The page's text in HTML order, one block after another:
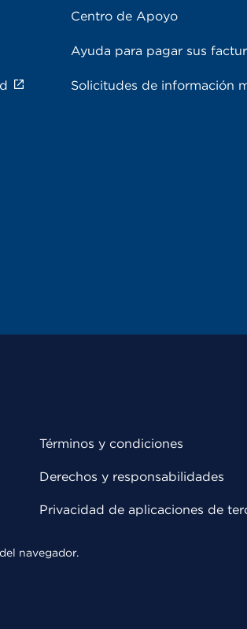
Centro de Apoyo
Ayuda para pagar sus
Solicitudes de información
Términos y condiciones
Derechos y responsabilidades
Privacidad de aplicaciones de
navegador.